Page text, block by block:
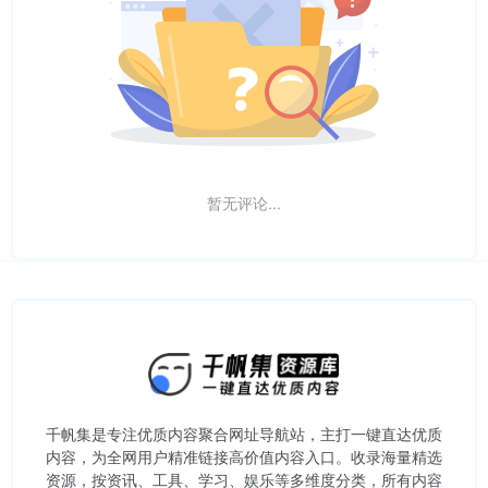
暂无评论...
千帆集是专注优质内容聚合网址导航站，主打一键直达优质
内容，为全网用户精准链接高价值内容入口。​收录海量精选
资源，按资讯、工具、学习、娱乐等多维度分类，所有内容